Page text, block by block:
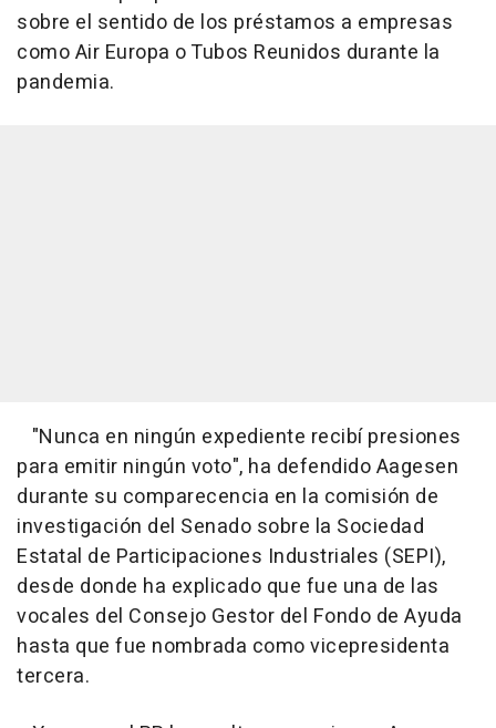
sobre el sentido de los préstamos a empresas
como Air Europa o Tubos Reunidos durante la
pandemia.
"Nunca en ningún expediente recibí presiones
para emitir ningún voto", ha defendido Aagesen
durante su comparecencia en la comisión de
investigación del Senado sobre la Sociedad
Estatal de Participaciones Industriales (SEPI),
desde donde ha explicado que fue una de las
vocales del Consejo Gestor del Fondo de Ayuda
hasta que fue nombrada como vicepresidenta
tercera.